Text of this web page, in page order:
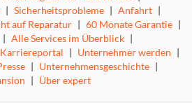
| Sicherheitsprobleme | Anfahrt |
auf Reparatur | 60 Monate Garantie |
| Alle Services im Überblick |
Karriereportal | Unternehmer werden |
| Unternehmensgeschichte |
| Über expert